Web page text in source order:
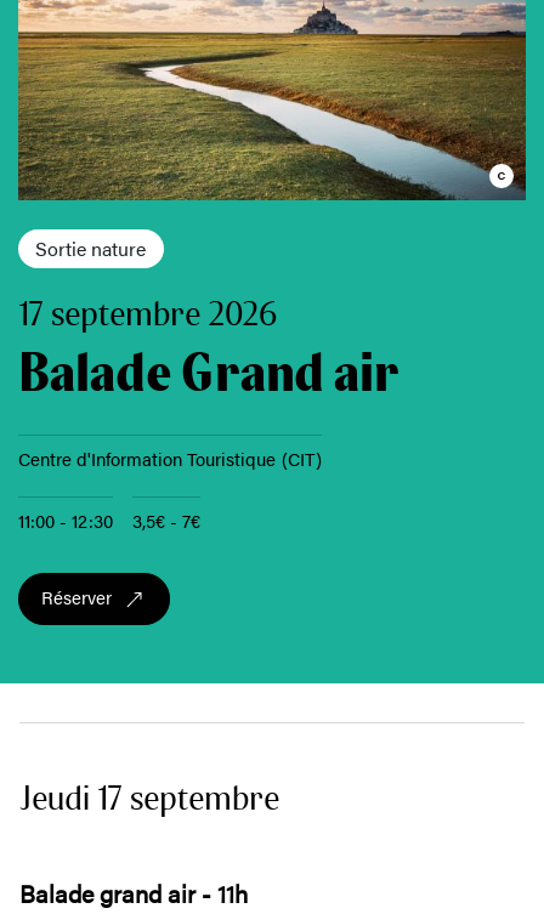
Sortie nature
17 septembre 2026
Balade Grand air
Centre d'Information Touristique (CIT)
11:00 - 12:30 3,5€ - 7€
Réserver
Jeudi 17 septembre
Balade grand air - 11h